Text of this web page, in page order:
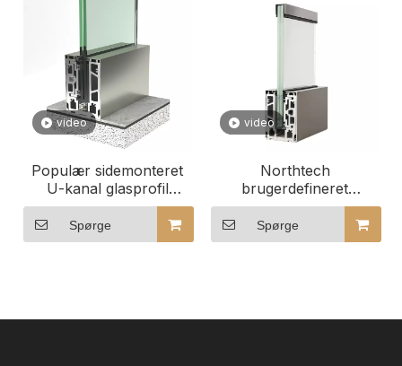
video
Populær sidemonteret
U-kanal glasprofil
Rammeløst glaspanel
Aluminiumsbundsko til
glasrækværk
Spørge
video
Northtech
brugerdefineret
størrelse og
glaskonfiguration LED-
glasrækværk til
Spørge